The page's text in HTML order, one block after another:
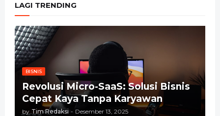
LAGI TRENDING
BISNIS
Revolusi Micro-SaaS: Solusi Bisnis
Cepat Kaya Tanpa Karyawan
by Tim Redaksi - Desember 13, 2025